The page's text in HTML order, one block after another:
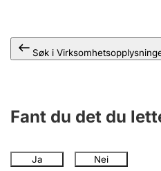
Søk i
Fant du det du
Ja Nei